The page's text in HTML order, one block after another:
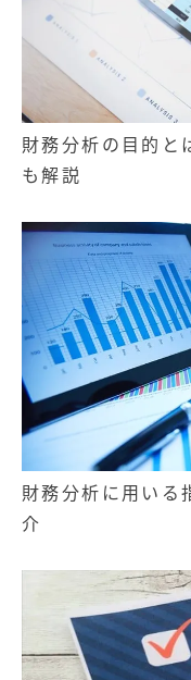
財務分析の目的と
も解説
財務分析に用いる
介